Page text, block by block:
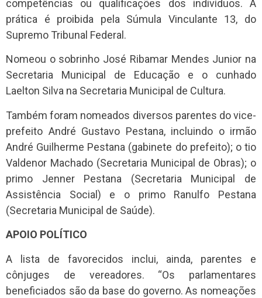
competências ou qualificações dos indivíduos. A
prática é proibida pela Súmula Vinculante 13, do
Supremo Tribunal Federal.
Nomeou o sobrinho José Ribamar Mendes Junior na
Secretaria Municipal de Educação e o cunhado
Laelton Silva na Secretaria Municipal de Cultura.
Também foram nomeados diversos parentes do vice-
prefeito André Gustavo Pestana, incluindo o irmão
André Guilherme Pestana (gabinete do prefeito); o tio
Valdenor Machado (Secretaria Municipal de Obras); o
primo Jenner Pestana (Secretaria Municipal de
Assistência Social) e o primo Ranulfo Pestana
(Secretaria Municipal de Saúde).
APOIO POLÍTICO
A lista de favorecidos inclui, ainda, parentes e
cônjuges de vereadores. “Os parlamentares
beneficiados são da base do governo. As nomeações